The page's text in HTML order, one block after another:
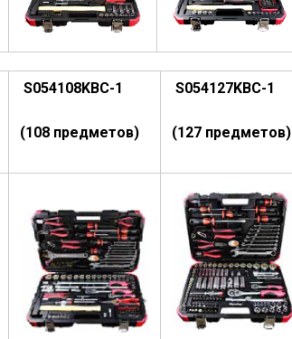
S054108KBC-1
(108 предметов)
S054127KBC-1
(127 предметов)